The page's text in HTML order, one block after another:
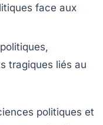
face aux
tragiques liés au
politiques et